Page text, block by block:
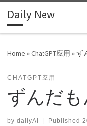
Skip to content
Daily New
Home »ChatGPT应用 »ず
CHATGPT应用
ずんだも
by dailyAI | Published